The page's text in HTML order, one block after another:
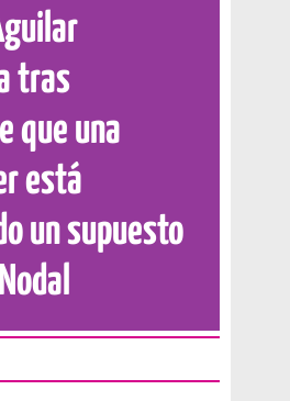
tras
que una
está
un supuesto